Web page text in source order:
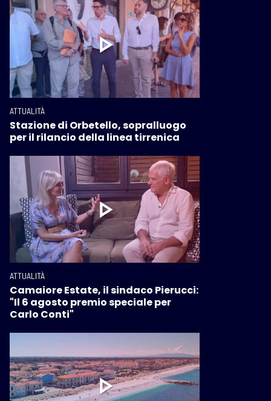
ATTUALITÀ
Stazione di Orbetello, sopralluogo
per il rilancio della linea tirrenica
ATTUALITÀ
Camaiore Estate, il sindaco Pierucci:
"Il 6 agosto premio speciale per
Carlo Conti"